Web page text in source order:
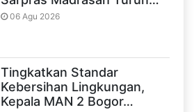
06 Agu 2026
Tingkatkan Standar
Kebersihan Lingkungan,
Kepala MAN 2 Bogor…